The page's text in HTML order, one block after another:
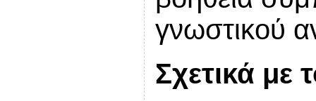
γνωστικού
Σχετικά με